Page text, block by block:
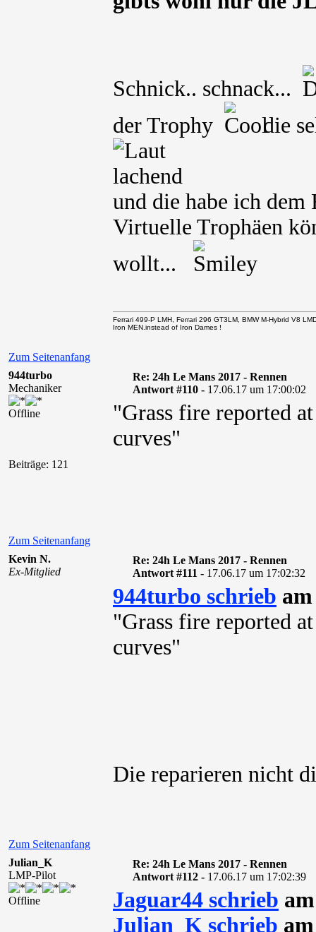
Schnick.. schnack...
der Trophy
die
und die habe ich dem
Virtuelle Trophäen
wollt...
Zum Seitenanfang
Ferrari 499-P LMH, Ferrari 296 GT3LM, BMW M-Hybrid V8
Iron MEN.instead of Iron Dames !
944turbo
Mechaniker
Offline
Beiträge: 121
Re: 24h Le Mans 2017 - Rennen
Antwort #110 - 17.06.17 um 17:00:02
"Grass fire reported
curves"
Zum Seitenanfang
Kevin N.
Ex-Mitglied
Re: 24h Le Mans 2017 - Rennen
Antwort #111 - 17.06.17 um 17:02:32
944turbo schrieb
"Grass fire reported
curves"
Die reparieren nicht
Zum Seitenanfang
Julian_K
LMP-Pilot
Offline
Re: 24h Le Mans 2017 - Rennen
Antwort #112 - 17.06.17 um 17:02:39
Jaguar44 schrieb
Julian_K schrieb